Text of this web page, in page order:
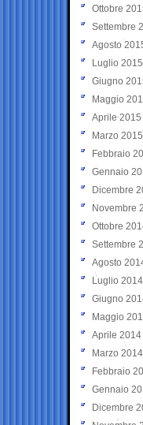
Ottobre
Settembre
Agosto
Luglio 2015
Giugno
Maggio
Aprile 2015
Marzo 2015
Febbraio
Gennaio
Dicembre
Novembre
Ottobre
Settembre
Agosto
Luglio 2014
Giugno
Maggio
Aprile 2014
Marzo 2014
Febbraio
Gennaio
Dicembre